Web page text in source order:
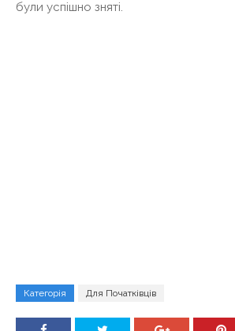
були успішно зняті.
Категорія Для Початківців